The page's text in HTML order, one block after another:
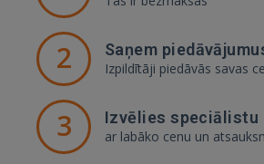
2 Saņem
Izpildītāji piedāvās savas
3 Izvēlies speciālistu
ar labāko cenu un